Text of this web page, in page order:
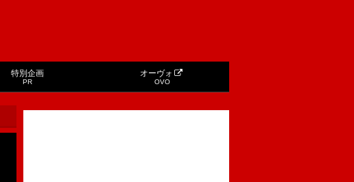
特別企画
PR
オーヴォ
OVO